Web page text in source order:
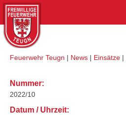
Skip
content
Home
Feuerwehr Teugn | News | Einsätze |
Nummer:
2022/10
Datum / Uhrzeit: